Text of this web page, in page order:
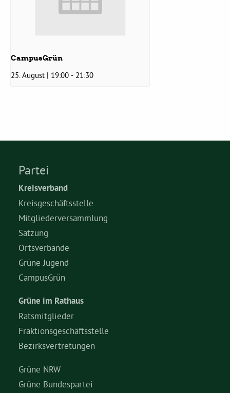
CampusGrün
Kontakt
CampusGrün
25. August | 19:00 - 21:30
Partei
Kreisverband
Kreisgeschäftsstelle
Mitgliederversammlung
Satzung
Ortsverbände
Grüne Jugend
CampusGrün
Grüne im Rathaus
Ratsmitglieder
Fraktionsgeschäftsstelle
Bezirksvertretungen
Grüne NRW
Grüne Bundespartei